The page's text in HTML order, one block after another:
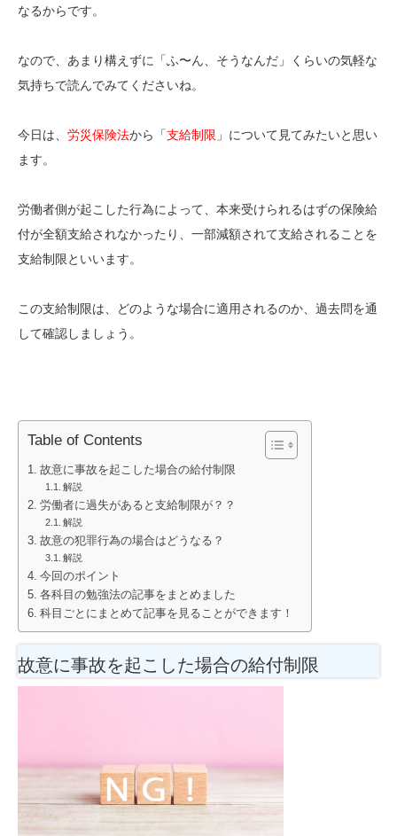
なるからです。
なので、あまり構えずに「ふ〜ん、そうなんだ」くらいの気軽な
気持ちで読んでみてくださいね。
今日は、 労災保険法から「支給制限 」について見てみたいと思い
ます。
労働者側が起こした行為によって、本来受けられるはずの保険給
付が全額支給されなかったり、一部減額されて支給されることを
支給制限といいます。
この支給制限は、どのような場合に適用されるのか、過去問を通
して確認しましょう。
Table of Contents
故意に事故を起こした場合の給付制限
解説
労働者に過失があると支給制限が？？
解説
故意の犯罪行為の場合はどうなる？
解説
今回のポイント
各科目の勉強法の記事をまとめました
科目ごとにまとめて記事を見ることができます！
故意に事故を起こした場合の給付制限